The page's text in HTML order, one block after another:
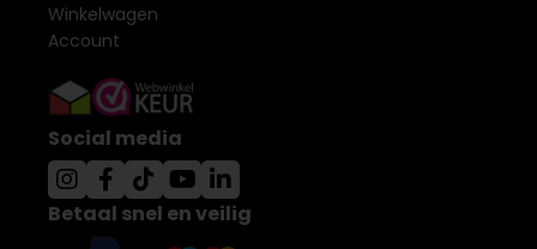
Winkelwagen
Account
Social media
Betaal snel en veilig